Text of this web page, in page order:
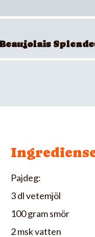
Beaujolais
Pajdeg:
3 dl vetemjöl
100 gram smör
2 msk vatten